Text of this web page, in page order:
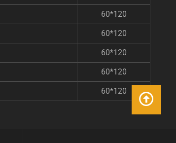
60*120
60*120
60*120
60*120
60*120